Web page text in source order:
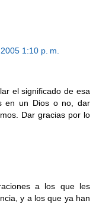
1:10 p. m.
el significado de esa
en un Dios o no, dar
Dar gracias por lo
a los que les
y a los que ya han